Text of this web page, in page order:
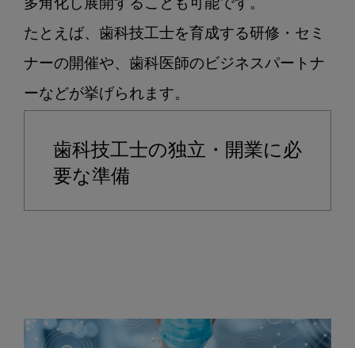
多角化し展開することも可能です。
たとえば、歯科技工士を育成する研修・セミ
ナーの開催や、歯科医師のビジネスパートナ
歯科技工士の独立・開業に必
要な準備